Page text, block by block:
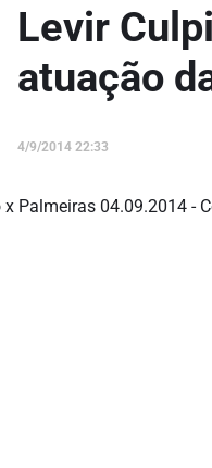
Levir
atuação
4/9/2014 22:33